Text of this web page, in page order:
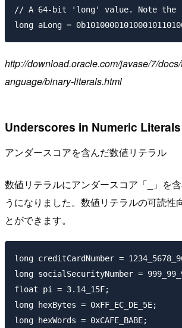
// A 64-bit 'long' value. Note the
http://download.oracle.com/javase/7/
anguage/binary-literals.html
Underscores in Numeric Literals
アンダースコアを含んだ数値リテラル
数値リテラルにアンダースコア「_」を
うになりました。数値リテラルの可読性
とができます。
long creditCardNumber =
long socialSecurityNumber =
float pi = 3.14_15F;
long hexBytes = 0xFF_EC_DE_5E;
long hexWords = 0xCAFE_BABE;